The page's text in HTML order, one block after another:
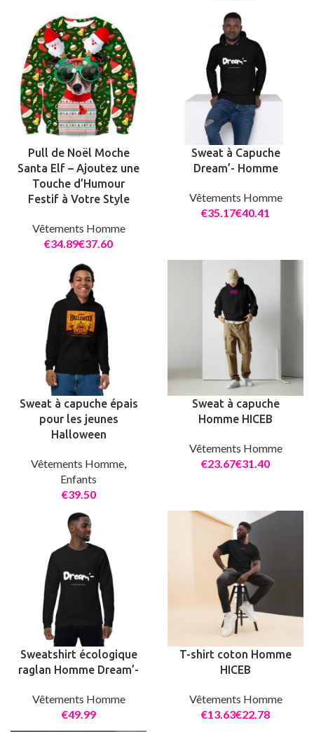
Pull de Noël Moche
Santa Elf – Ajoutez une
Touche d’Humour
Festif à Votre Style
Vêtements Homme
€
€
Sweat à Capuche
Dream’- Homme
Vêtements Homme
€
€
Sweat à capuche épais
pour les jeunes
Halloween
Vêtements Homme,
Enfants
€
Sweat à capuche
Homme HICEB
Vêtements Homme
€
€
Sweatshirt écologique
raglan Homme Dream’-
Vêtements Homme
€
T-shirt coton Homme
HICEB
Vêtements Homme
€
€